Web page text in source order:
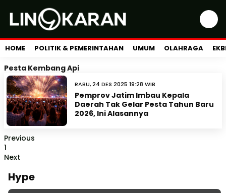
HOME POLITIK & PEMERINTAHAN UMUM OLAHRAGA
Pesta Kembang Api
RABU, 24 DES 2025 19:28 WIB
Pemprov Jatim Imbau Kepala
Daerah Tak Gelar Pesta Tahun Baru
2026, Ini Alasannya
Previous
1
Next
Hype